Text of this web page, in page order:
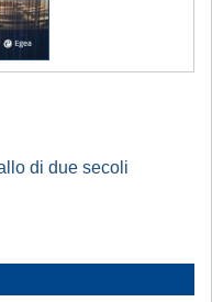
di due secoli